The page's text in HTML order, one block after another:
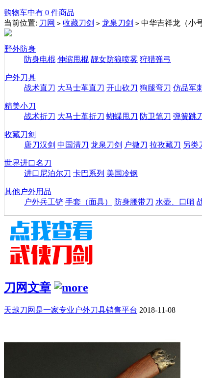
购物车中有 0 件商品
当前位置: 刀网 > 收藏刀剑 > 龙泉刀剑 > 中华吉祥龙（小号
野外防身
防身电棍 伸缩甩棍 靓女防狼喷雾 狩猎弹弓
户外刀具
战术直刀 大马士革直刀 开山砍刀 狗腿弯刀 仿品军
精美小刀
战术折刀 大马士革折刀 蝴蝶甩刀 防卫笔刀 弹簧跳
收藏刀剑
唐刀汉剑 中国清刀 龙泉刀剑 户撒刀 拉孜藏刀 另类
世界进口名刀
进口尼泊尔刀 卡巴系列 美国冷钢
其他户外用品
户外兵工铲 手套（面具） 防身腰带刀 水壶、口哨
刀网文章
天越刀网是一家专业户外刀具销售平台 2018-11-08